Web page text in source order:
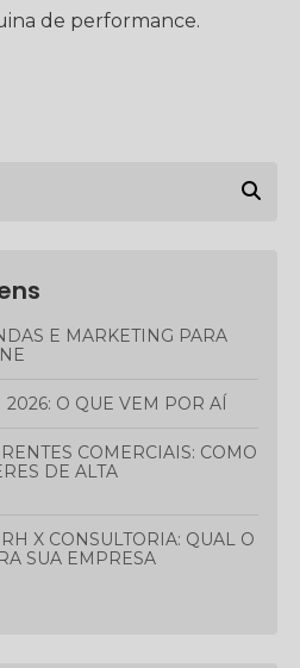
de performance.
2026: O QUE VEM POR AÍ
DE ALTA
SUA EMPRESA